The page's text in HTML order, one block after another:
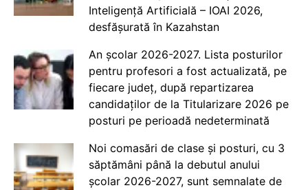
Inteligență Artificială – IOAI 2026,
desfășurată în Kazahstan
An școlar 2026-2027. Lista posturilor
pentru profesori a fost actualizată, pe
fiecare județ, după repartizarea
candidaților de la Titularizare 2026 pe
posturi pe perioadă nedeterminată
Noi comasări de clase și posturi, cu 3
săptămâni până la debutul anului
școlar 2026-2027, sunt semnalate de